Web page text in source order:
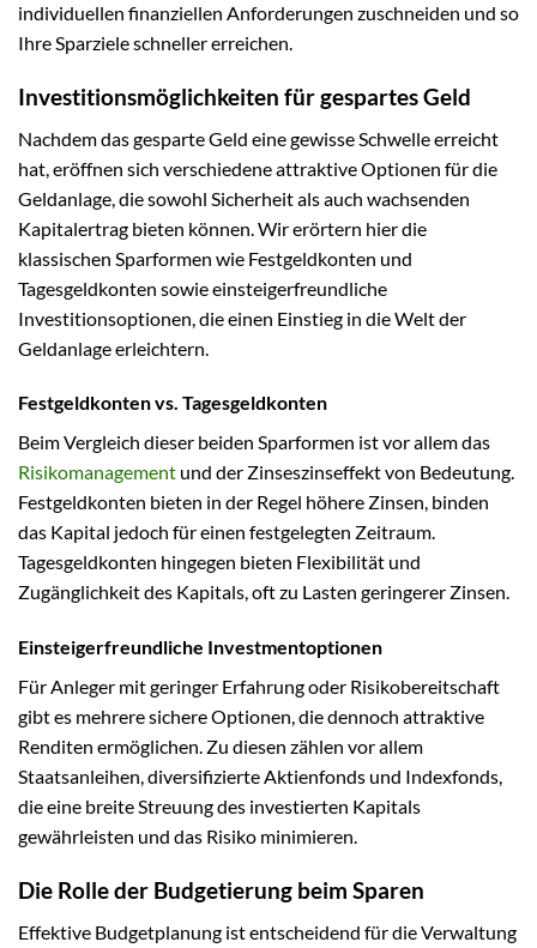
individuellen finanziellen Anforderungen zuschneiden und so
Ihre Sparziele schneller erreichen.
Investitionsmöglichkeiten für gespartes Geld
Nachdem das gesparte Geld eine gewisse Schwelle erreicht
hat, eröffnen sich verschiedene attraktive Optionen für die
Geldanlage, die sowohl Sicherheit als auch wachsenden
Kapitalertrag bieten können. Wir erörtern hier die
klassischen Sparformen wie Festgeldkonten und
Tagesgeldkonten sowie einsteigerfreundliche
Investitionsoptionen, die einen Einstieg in die Welt der
Geldanlage erleichtern.
Festgeldkonten vs. Tagesgeldkonten
Beim Vergleich dieser beiden Sparformen ist vor allem das
Risikomanagement und der Zinseszinseffekt von Bedeutung.
Festgeldkonten bieten in der Regel höhere Zinsen, binden
das Kapital jedoch für einen festgelegten Zeitraum.
Tagesgeldkonten hingegen bieten Flexibilität und
Zugänglichkeit des Kapitals, oft zu Lasten geringerer Zinsen.
Einsteigerfreundliche Investmentoptionen
Für Anleger mit geringer Erfahrung oder Risikobereitschaft
gibt es mehrere sichere Optionen, die dennoch attraktive
Renditen ermöglichen. Zu diesen zählen vor allem
Staatsanleihen, diversifizierte Aktienfonds und Indexfonds,
die eine breite Streuung des investierten Kapitals
gewährleisten und das Risiko minimieren.
Die Rolle der Budgetierung beim Sparen
Effektive Budgetplanung ist entscheidend für die Verwaltung